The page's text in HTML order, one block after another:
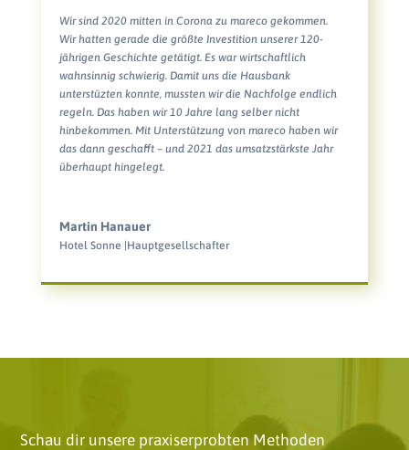
Wir sind 2020 mitten in Corona zu mareco gekommen.
Wir hatten gerade die größte Investition unserer 120-
jährigen Geschichte getätigt. Es war wirtschaftlich
wahnsinnig schwierig. Damit uns die Hausbank
unterstüzten konnte, mussten wir die Nachfolge endlich
regeln. Das haben wir 10 Jahre lang selber nicht
hinbekommen. Mit Unterstützung von mareco haben wir
das dann geschafft – und 2021 das umsatzstärkste Jahr
überhaupt hingelegt.
Martin Hanauer
Hotel Sonne |Hauptgesellschafter
Schau dir unsere praxiserprobten Methoden